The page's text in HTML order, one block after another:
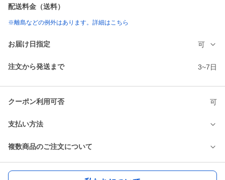
配送料金（送料）
※離島などの例外はあります。詳細はこちら
お届け日指定 可
注文から発送まで 3~7日
クーポン利用可否 可
支払い方法
複数商品のご注文について